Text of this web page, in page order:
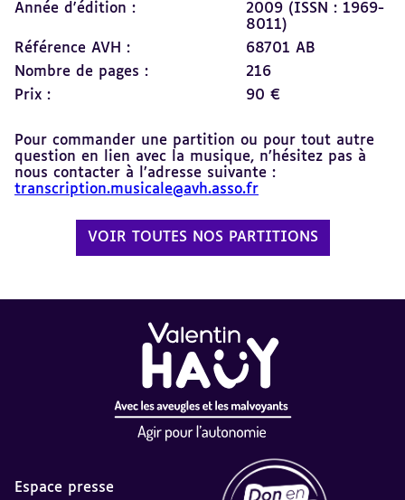
Année d'édition :
2009 (ISSN : 1969-
8011)
Référence AVH :
68701 AB
Nombre de pages :
216
Prix :
90 €
Pour commander une partition ou pour tout autre
question en lien avec la musique, n’hésitez pas à
nous contacter à l’adresse suivante :
transcription.musicale@avh.asso.fr
VOIR TOUTES NOS PARTITIONS
Espace presse